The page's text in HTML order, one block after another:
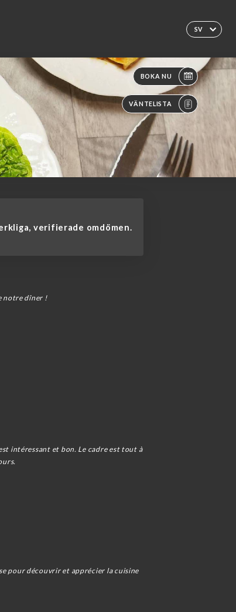
SV
BOKA NU
VÄNTELISTA
verifierade omdömen.
notre dîner !
intéressant et bon. Le cadre est tout à
pour découvrir et apprécier la cuisine